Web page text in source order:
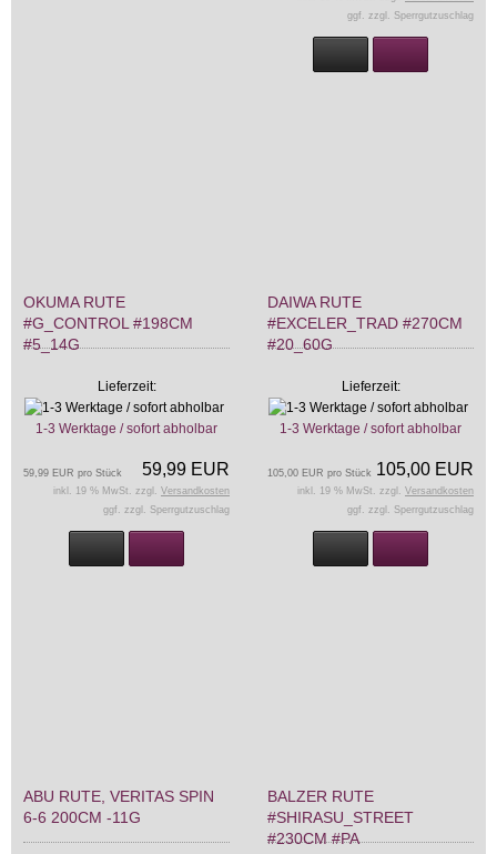
ggf. zzgl. Sperrgutzuschlag
OKUMA RUTE
#G_CONTROL #198CM
#5_14G
Lieferzeit:
1-3 Werktage / sofort abholbar
59,99 EUR
59,99 EUR pro Stück
inkl. 19 % MwSt. zzgl. Versandkosten
ggf. zzgl. Sperrgutzuschlag
DAIWA RUTE
#EXCELER_TRAD #270CM
#20_60G
Lieferzeit:
1-3 Werktage / sofort abholbar
105,00 EUR
105,00 EUR pro Stück
inkl. 19 % MwSt. zzgl. Versandkosten
ggf. zzgl. Sperrgutzuschlag
ABU RUTE, VERITAS SPIN
6-6 200CM -11G
BALZER RUTE
#SHIRASU_STREET
#230CM #PA